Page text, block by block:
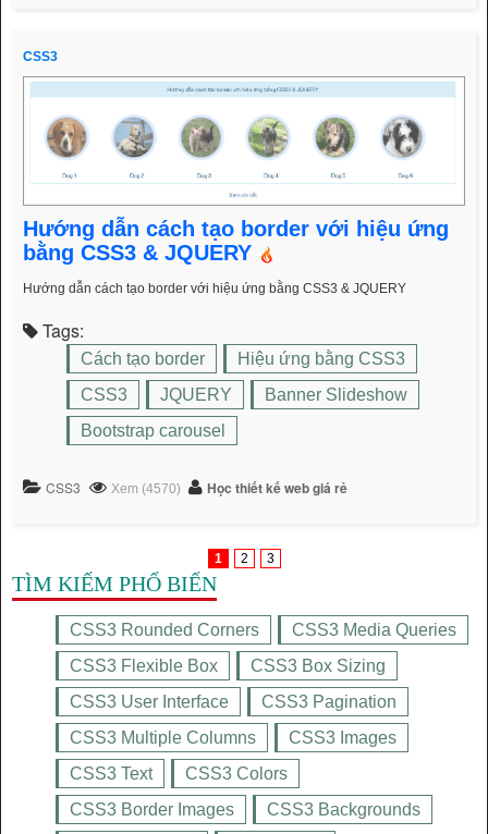
CSS3
Hướng dẫn cách tạo border với hiệu ứng
bằng CSS3 & JQUERY
Hướng dẫn cách tạo border với hiệu ứng bằng CSS3 & JQUERY
Tags:
Cách tạo border
Hiệu ứng bằng CSS3
CSS3
JQUERY
Banner Slideshow
Bootstrap carousel
CSS3 Xem (4570) Học thiết kế web giá rẻ
1 2 3
TÌM KIẾM PHỔ BIẾN
CSS3 Rounded Corners
CSS3 Media Queries
CSS3 Flexible Box
CSS3 Box Sizing
CSS3 User Interface
CSS3 Pagination
CSS3 Multiple Columns
CSS3 Images
CSS3 Text
CSS3 Colors
CSS3 Border Images
CSS3 Backgrounds